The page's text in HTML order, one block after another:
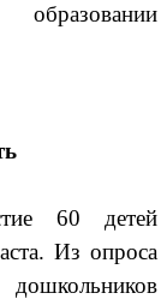
60 детей
Из опроса